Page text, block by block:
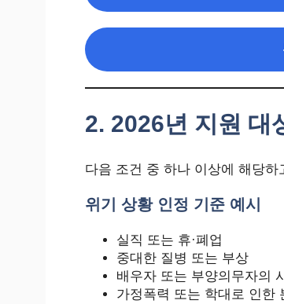
2. 2026년 지원 대
다음 조건 중 하나 이상에 해당하
위기 상황 인정 기준 예시
실직 또는 휴·폐업
중대한 질병 또는 부상
배우자 또는 부양의무자의
가정폭력 또는 학대로 인한